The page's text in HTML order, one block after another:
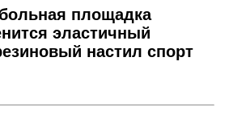
площадка
эластичный
настил спорт